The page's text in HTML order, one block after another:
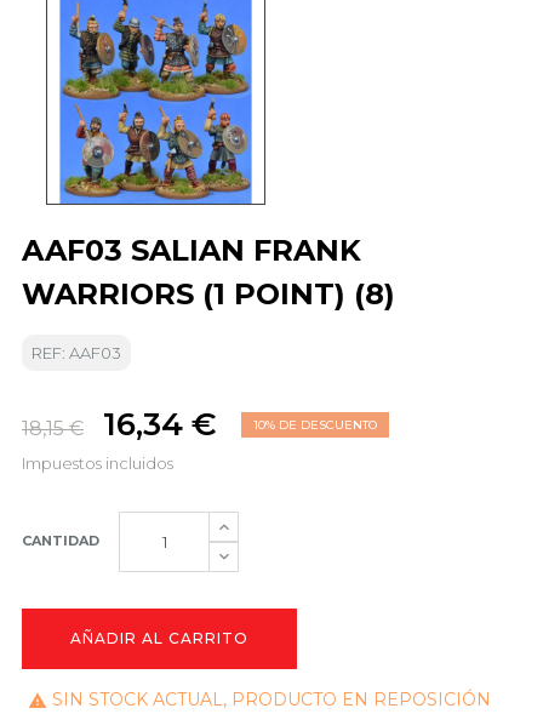
AAF03 SALIAN FRANK
WARRIORS (1 POINT) (8)
REF: AAF03
18,15 € 16,34 € 10% DE DESCUENTO
Impuestos incluidos
CANTIDAD
AÑADIR AL CARRITO
 SIN STOCK ACTUAL, PRODUCTO EN REPOSICIÓN